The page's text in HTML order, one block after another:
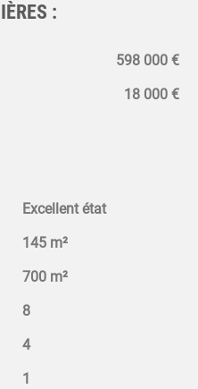
:
598 000 €
18 000 €
Excellent état
145 m²
700 m²
8
4
1